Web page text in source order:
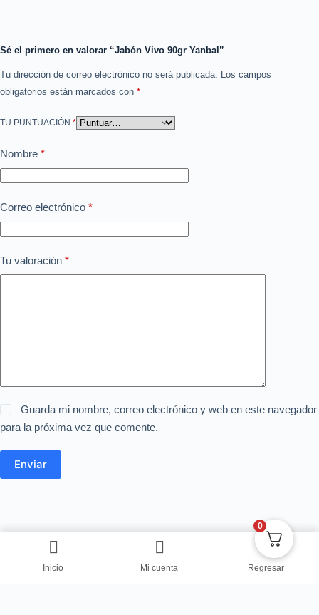
Sé el primero en valorar “Jabón Vivo 90gr Yanbal”
Tu dirección de correo electrónico no será publicada.
Los campos
obligatorios están marcados con *
TU PUNTUACIÓN *
Nombre *
Correo electrónico *
Tu valoración *
Guarda mi nombre, correo electrónico y web en este navegador
para la próxima vez que comente.
Enviar
Inicio Mi cuenta Regresar
0